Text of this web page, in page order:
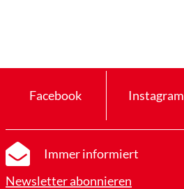
Facebook Instagram
Immer informiert
Newsletter abonnieren